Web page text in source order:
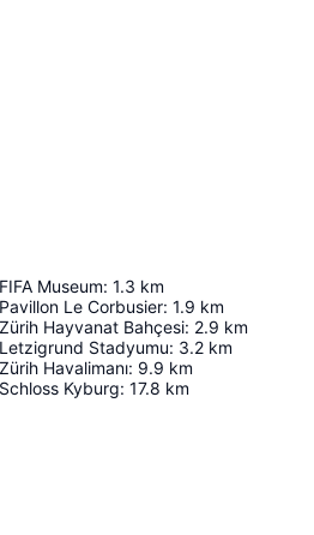
FIFA Museum: 1.3 km
Pavillon Le Corbusier: 1.9 km
Zürih Hayvanat Bahçesi: 2.9 km
Letzigrund Stadyumu: 3.2 km
Zürih Havalimanı: 9.9 km
Schloss Kyburg: 17.8 km